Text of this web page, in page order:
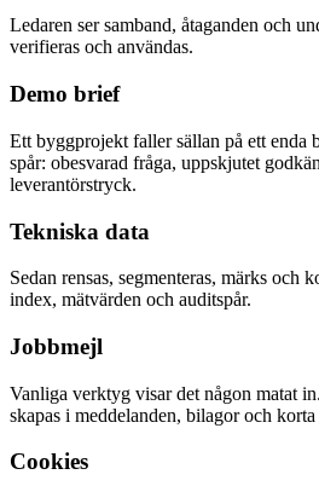
Ledaren ser samband, åtaganden och
verifieras och användas.
Demo brief
Ett byggprojekt faller sällan på ett enda
spår: obesvarad fråga, uppskjutet
leverantörstryck.
Tekniska data
Sedan rensas, segmenteras, märks och
index, mätvärden och auditspår.
Jobbmejl
Vanliga verktyg visar det någon matat
skapas i meddelanden, bilagor och
Cookies